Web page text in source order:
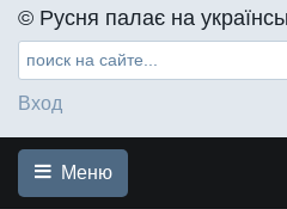
©️ Русня палає на
Вход
Меню